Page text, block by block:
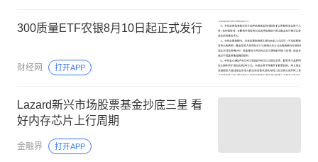
300质量ETF农银8月10日起正式发行
财经网 打开APP
Lazard新兴市场股票基金抄底三星 看
好内存芯片上行周期
金融界 打开APP